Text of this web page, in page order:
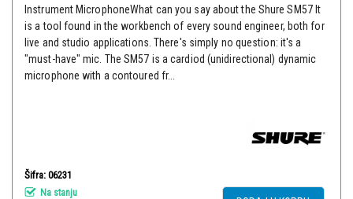
Instrument MicrophoneWhat can you say about the Shure SM57 It
is a tool found in the workbench of every sound engineer, both for
live and studio applications. There's simply no question: it's a
"must-have" mic. The SM57 is a cardiod (unidirectional) dynamic
microphone with a contoured fr...
Šifra: 06231
Na stanju